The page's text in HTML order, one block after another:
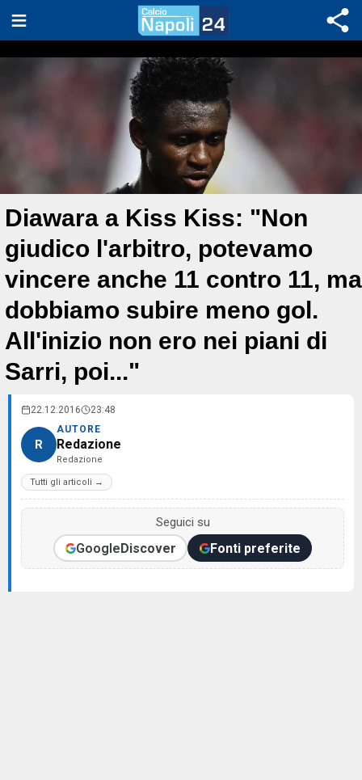
Diawara a Kiss Kiss: "Non
giudico l'arbitro, potevamo
vincere anche 11 contro 11, ma
dobbiamo subire meno gol.
All'inizio non ero nei piani di
Sarri, poi..."
22.12.2016 23:48
R
AUTORE
Redazione
Redazione
Tutti gli articoli →
Seguici su
GoogleDiscover Fonti preferite